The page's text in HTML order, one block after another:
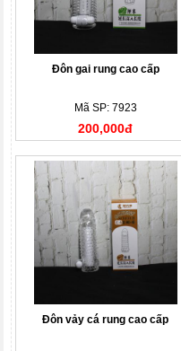
Đôn gai rung cao cấp
Mã SP: 7923
200,000đ
Đôn vảy cá rung cao cấp